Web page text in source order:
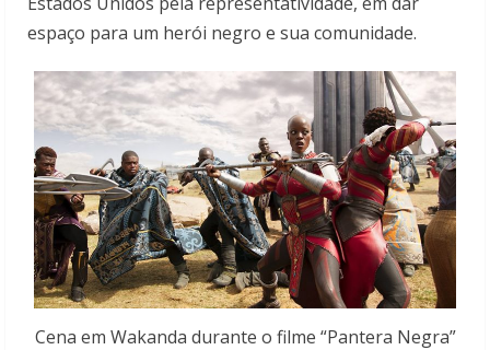
espaço para um herói negro e sua comunidade.
Cena em Wakanda durante o filme “Pantera Negra”